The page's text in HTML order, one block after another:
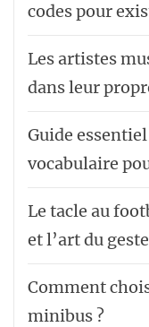
codes pour
Les artistes
dans leur
Guide
vocabulaire
Le tacle au
et l’art du
Comment
minibus ?